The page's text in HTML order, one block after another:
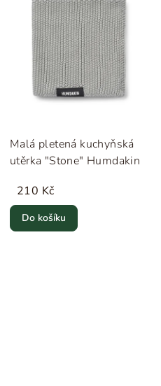
Malá pletená kuchyňská
utěrka "Stone" Humdakin
210 Kč
Do košíku